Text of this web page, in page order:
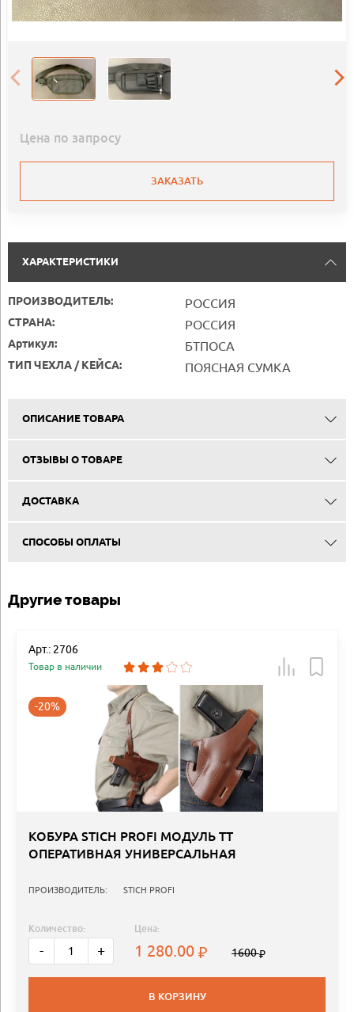
Цена по запросу
ЗАКАЗАТЬ
ХАРАКТЕРИСТИКИ
ПРОИЗВОДИТЕЛЬ: РОССИЯ
СТРАНА: РОССИЯ
Артикул: БТПОСА
ТИП ЧЕХЛА / КЕЙСА: ПОЯСНАЯ СУМКА
ОПИСАНИЕ ТОВАРА
ОТЗЫВЫ О ТОВАРЕ
ДОСТАВКА
СПОСОБЫ ОПЛАТЫ
Другие товары
Арт.: 2706
Товар в наличии
-20%
КОБУРА STICH PROFI МОДУЛЬ ТТ
ОПЕРАТИВНАЯ УНИВЕРСАЛЬНАЯ
ПРОИЗВОДИТЕЛЬ: STICH PROFI
Количество:
- +
Цена:
1 280.00 1600
В КОРЗИНУ